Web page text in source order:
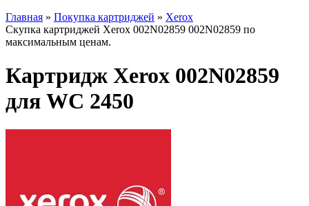
Главная » Покупка картриджей » Xerox
Скупка картриджей Xerox 002N02859 002N02859 по
максимальным ценам.
Картридж Xerox 002N02859
для WC 2450